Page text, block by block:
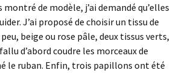
montré de modèle, j’ai demandé qu’elles
J’ai proposé de choisir un tissu de
beige ou rose pâle, deux tissus verts,
d’abord coudre les morceaux de
le ruban. Enfin, trois papillons ont été